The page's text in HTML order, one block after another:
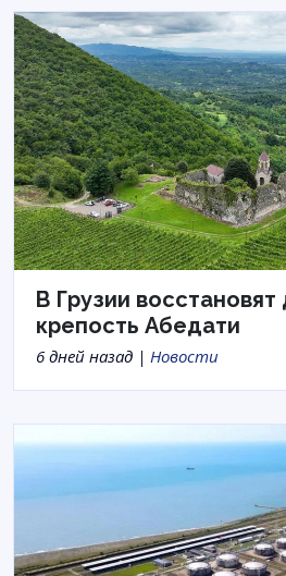
В Грузии
крепость Абедати
6 дней назад | Новости